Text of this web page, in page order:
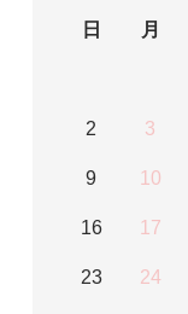
日
月
2 3
9 10
16 17
23 24